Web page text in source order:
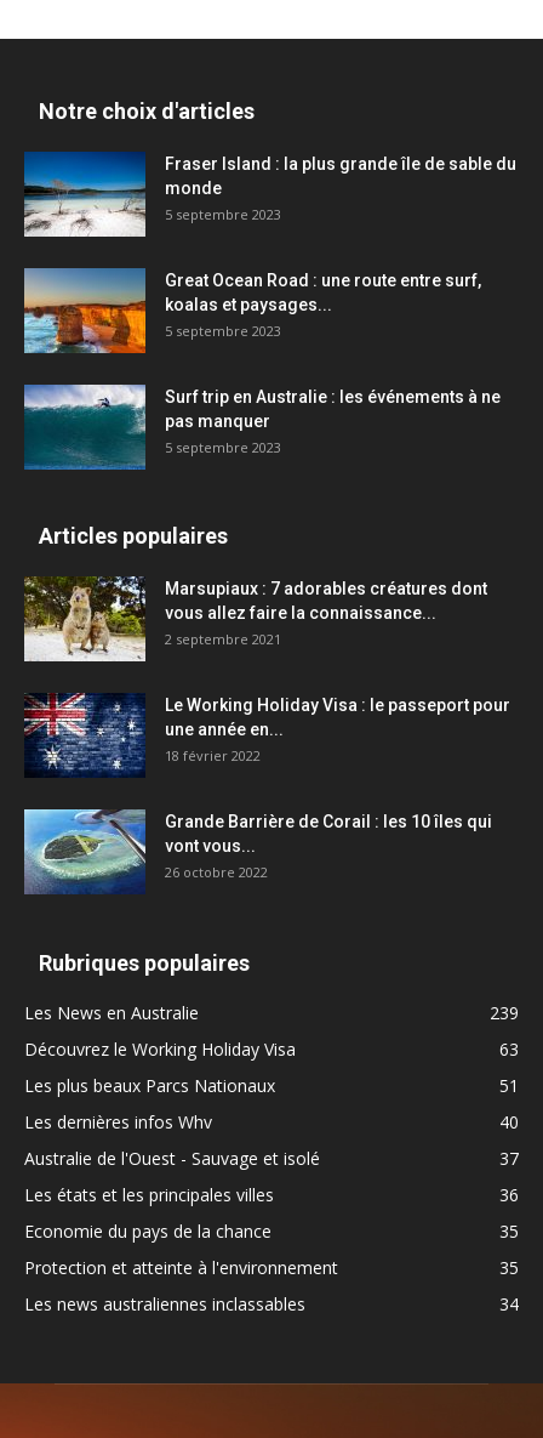
Notre choix d'articles
Fraser Island : la plus grande île de sable du
monde
5 septembre 2023
Great Ocean Road : une route entre surf,
koalas et paysages...
5 septembre 2023
Surf trip en Australie : les événements à ne
pas manquer
5 septembre 2023
Articles populaires
Marsupiaux : 7 adorables créatures dont
vous allez faire la connaissance...
2 septembre 2021
Le Working Holiday Visa : le passeport pour
une année en...
18 février 2022
Grande Barrière de Corail : les 10 îles qui
vont vous...
26 octobre 2022
Rubriques populaires
Les News en Australie
239
Découvrez le Working Holiday Visa
63
Les plus beaux Parcs Nationaux
51
Les dernières infos Whv
40
Australie de l'Ouest - Sauvage et isolé
37
Les états et les principales villes
36
Economie du pays de la chance
35
Protection et atteinte à l'environnement
35
Les news australiennes inclassables
34